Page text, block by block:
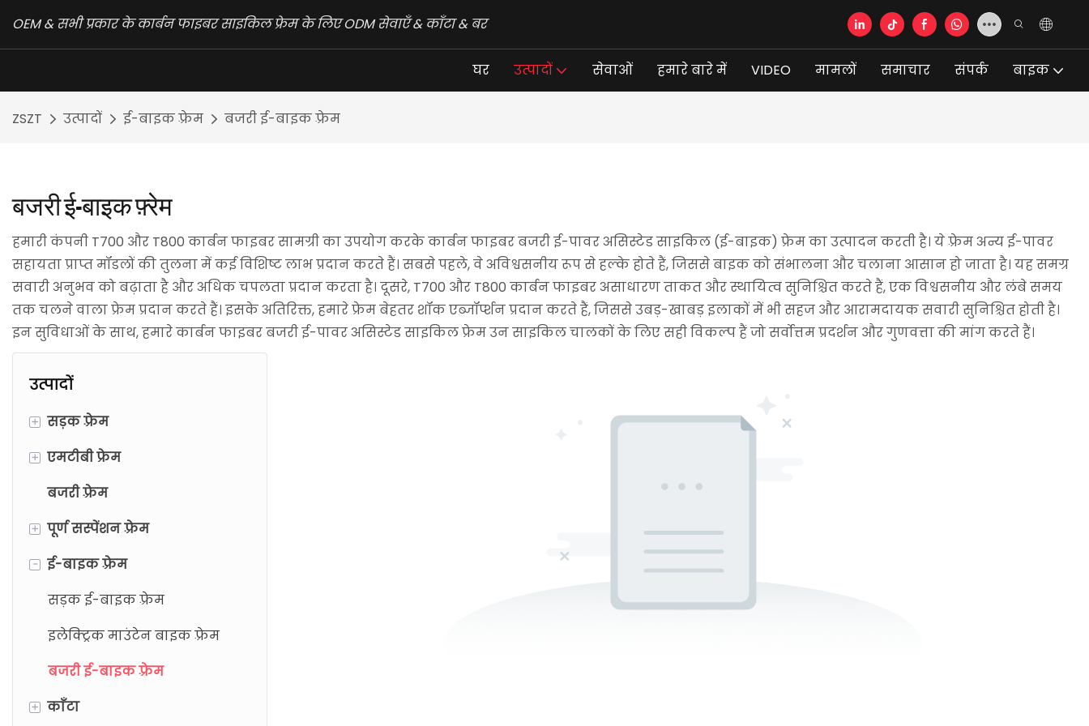
OEM & सभी प्रकार के कार्बन फाइबर साइकिल फ्रेम के लिए ODM सेवाएँ & काँटा & बर
घर उत्पादों सेवाओं हमारे बारे में VIDEO मामलों समाचार संपर्क बाइक
ZSZT उत्पादों ई-बाइक फ़्रेम बजरी ई-बाइक फ़्रेम
बजरी ई-बाइक फ़्रेम
हमारी कंपनी T700 और T800 कार्बन फाइबर सामग्री का उपयोग करके कार्बन फाइबर बजरी ई-पावर असिस्टेड साइकिल (ई-बाइक) फ्रेम का उत्पादन करती है। ये फ़्रेम अन्य ई-पावर
सहायता प्राप्त मॉडलों की तुलना में कई विशिष्ट लाभ प्रदान करते हैं। सबसे पहले, वे अविश्वसनीय रूप से हल्के होते हैं, जिससे बाइक को संभालना और चलाना आसान हो जाता है। यह समग्र
सवारी अनुभव को बढ़ाता है और अधिक चपलता प्रदान करता है। दूसरे, T700 और T800 कार्बन फाइबर असाधारण ताकत और स्थायित्व सुनिश्चित करते हैं, एक विश्वसनीय और लंबे समय
तक चलने वाला फ्रेम प्रदान करते हैं। इसके अतिरिक्त, हमारे फ्रेम बेहतर शॉक एब्जॉर्प्शन प्रदान करते हैं, जिससे उबड़-खाबड़ इलाकों में भी सहज और आरामदायक सवारी सुनिश्चित होती है।
इन सुविधाओं के साथ, हमारे कार्बन फाइबर बजरी ई-पावर असिस्टेड साइकिल फ्रेम उन साइकिल चालकों के लिए सही विकल्प हैं जो सर्वोत्तम प्रदर्शन और गुणवत्ता की मांग करते हैं।
उत्पादों
+ सड़क फ़्रेम
रिम-ब्रेक
डिस्क ब्रेक
+ एमटीबी फ्रेम
रिम-ब्रेक
डिस्क ब्रेक
बजरी फ़्रेम
+ पूर्ण सस्पेंशन फ़्रेम
एक्ससी फ्रेम
एंड्यूरो फ़्रेम
- ई-बाइक फ़्रेम
सड़क ई-बाइक फ़्रेम
इलेक्ट्रिक माउंटेन बाइक फ़्रेम
बजरी ई-बाइक फ़्रेम
+ काँटा